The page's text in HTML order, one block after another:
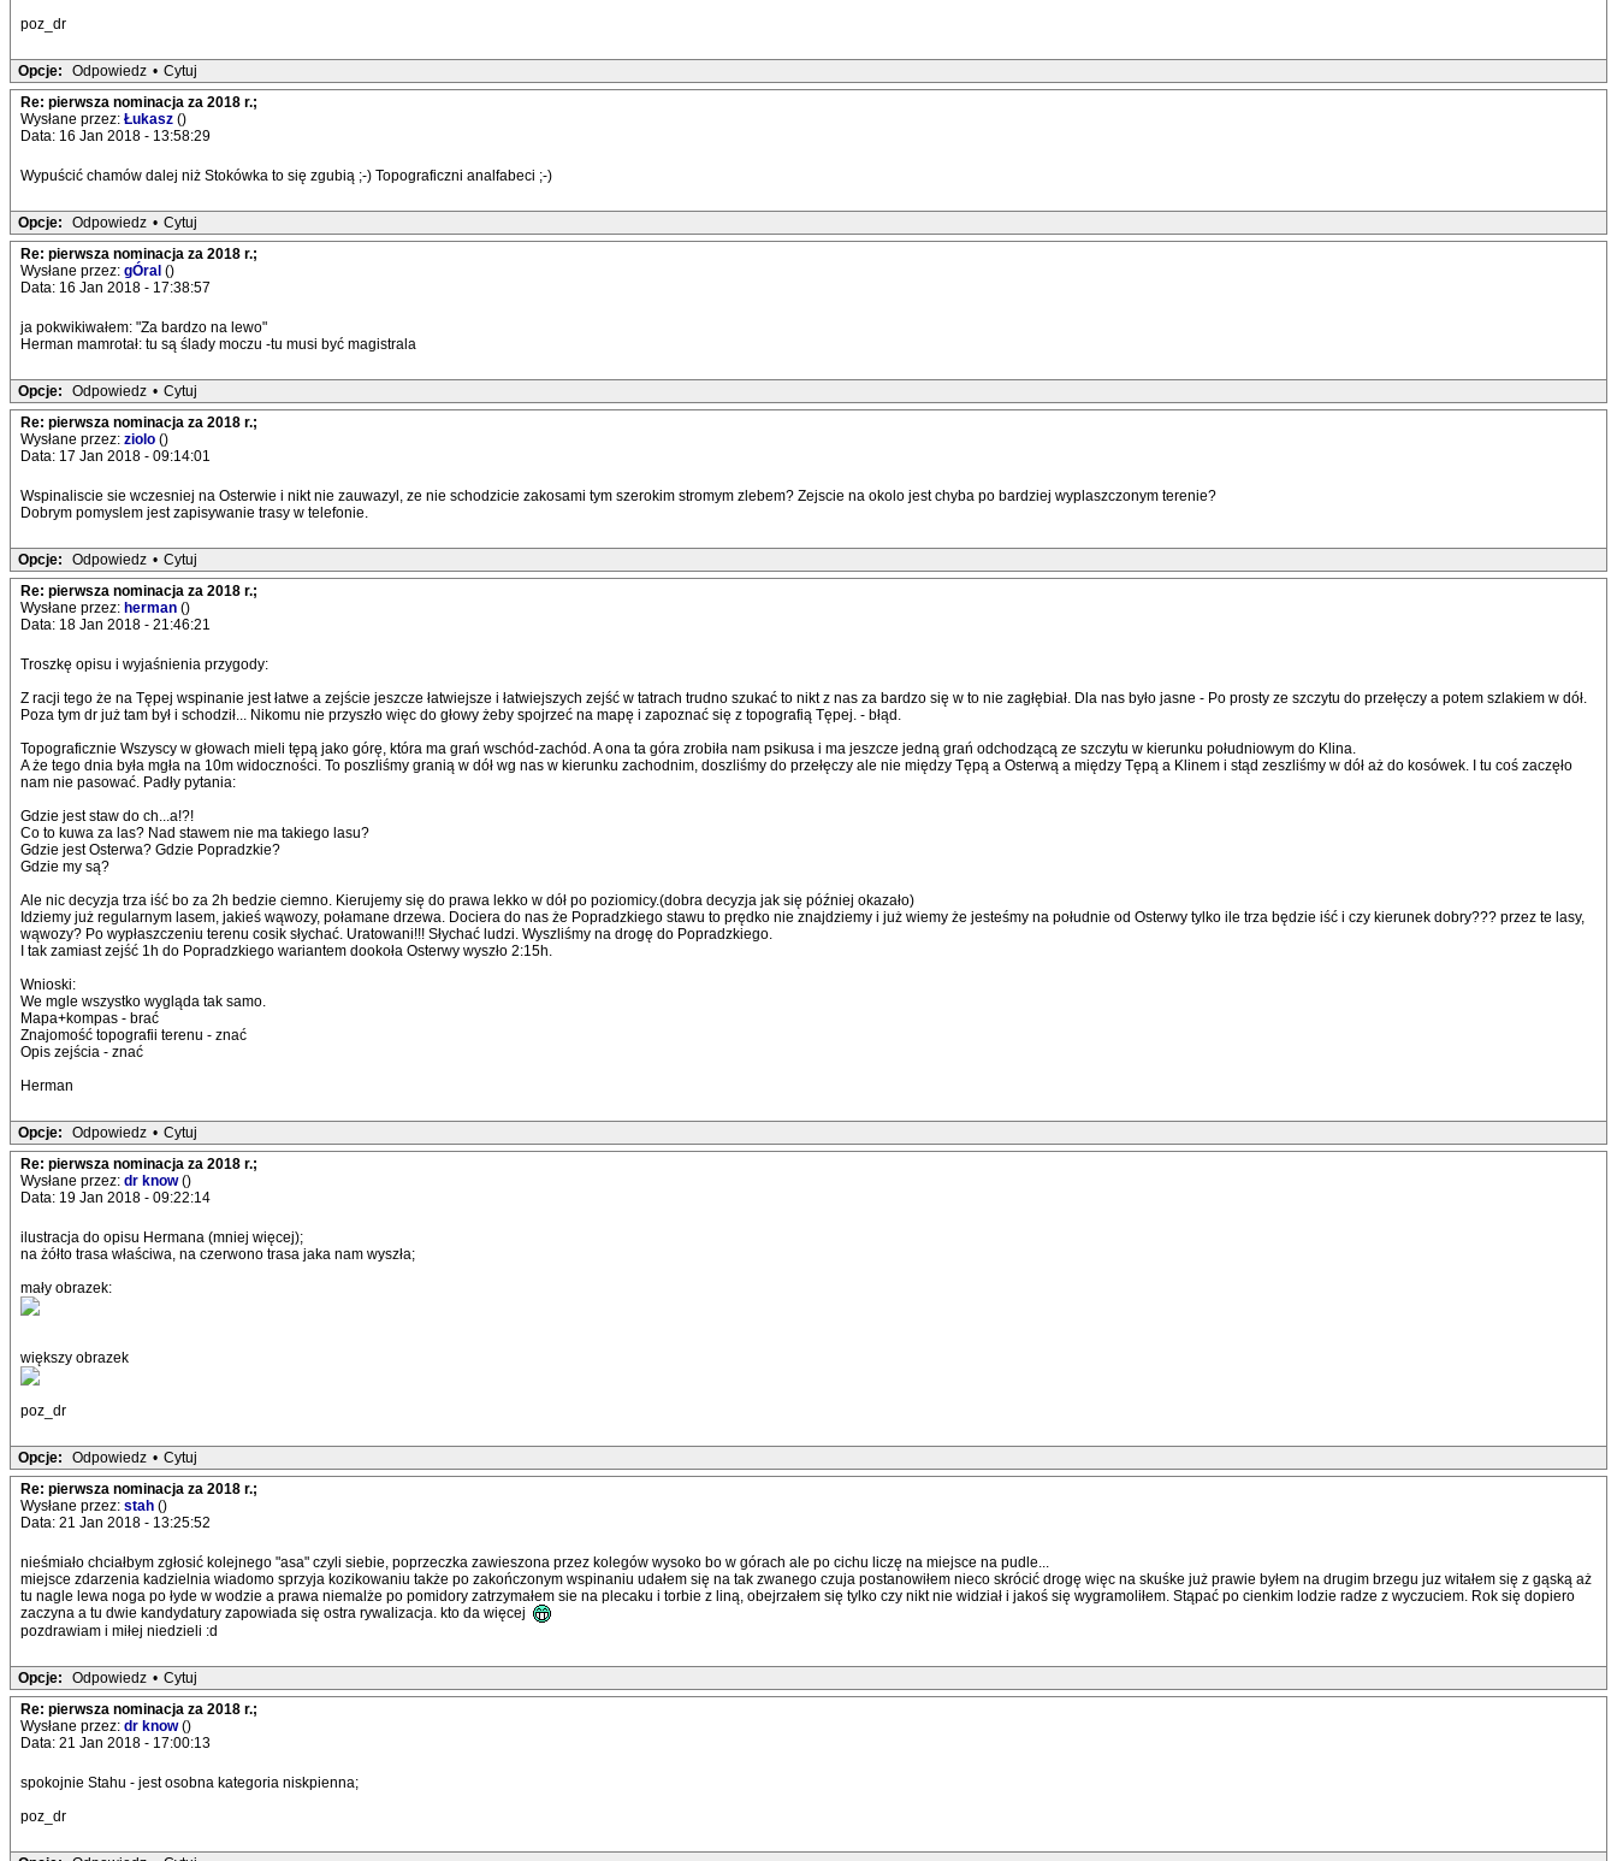
poz_dr
Opcje: Odpowiedz • Cytuj
Re: pierwsza nominacja za 2018 r.;
Wysłane przez: Łukasz ()
Data: 16 Jan 2018 - 13:58:29
Wypuścić chamów dalej niż Stokówka to się zgubią ;-) Topograficzni analfabeci ;-)
Opcje: Odpowiedz • Cytuj
Re: pierwsza nominacja za 2018 r.;
Wysłane przez: gÓral ()
Data: 16 Jan 2018 - 17:38:57
ja pokwikiwałem: "Za bardzo na lewo"
Herman mamrotał: tu są ślady moczu -tu musi być magistrala
Opcje: Odpowiedz • Cytuj
Re: pierwsza nominacja za 2018 r.;
Wysłane przez: ziolo ()
Data: 17 Jan 2018 - 09:14:01
Wspinaliscie sie wczesniej na Osterwie i nikt nie zauwazyl, ze nie schodzicie zakosami tym szerokim stromym zlebem? Zejscie na okolo jest chyba po bardziej wyplaszczonym terenie?
Dobrym pomyslem jest zapisywanie trasy w telefonie.
Opcje: Odpowiedz • Cytuj
Re: pierwsza nominacja za 2018 r.;
Wysłane przez: herman ()
Data: 18 Jan 2018 - 21:46:21
Troszkę opisu i wyjaśnienia przygody:
Z racji tego że na Tępej wspinanie jest łatwe a zejście jeszcze łatwiejsze i łatwiejszych zejść w tatrach trudno szukać to nikt z nas za bardzo się w to nie zagłębiał. Dla nas było jasne - Po prosty ze szczytu do przełęczy a potem szlakiem w dół.
Poza tym dr już tam był i schodził... Nikomu nie przyszło więc do głowy żeby spojrzeć na mapę i zapoznać się z topografią Tępej. - błąd.
Topograficznie Wszyscy w głowach mieli tępą jako górę, która ma grań wschód-zachód. A ona ta góra zrobiła nam psikusa i ma jeszcze jedną grań odchodzącą ze szczytu w kierunku południowym do Klina.
A że tego dnia była mgła na 10m widoczności. To poszliśmy granią w dół wg nas w kierunku zachodnim, doszliśmy do przełęczy ale nie między Tępą a Osterwą a między Tępą a Klinem i stąd zeszliśmy w dół aż do kosówek. I tu coś zaczęło
nam nie pasować. Padły pytania:
Gdzie jest staw do ch...a!?!
Co to kuwa za las? Nad stawem nie ma takiego lasu?
Gdzie jest Osterwa? Gdzie Popradzkie?
Gdzie my są?
Ale nic decyzja trza iść bo za 2h bedzie ciemno. Kierujemy się do prawa lekko w dół po poziomicy.(dobra decyzja jak się później okazało)
Idziemy już regularnym lasem, jakieś wąwozy, połamane drzewa. Dociera do nas że Popradzkiego stawu to prędko nie znajdziemy i już wiemy że jesteśmy na południe od Osterwy tylko ile trza będzie iść i czy kierunek dobry??? przez te lasy,
wąwozy? Po wypłaszczeniu terenu cosik słychać. Uratowani!!! Słychać ludzi. Wyszliśmy na drogę do Popradzkiego.
I tak zamiast zejść 1h do Popradzkiego wariantem dookoła Osterwy wyszło 2:15h.
Wnioski:
We mgle wszystko wygląda tak samo.
Mapa+kompas - brać
Znajomość topografii terenu - znać
Opis zejścia - znać
Herman
Opcje: Odpowiedz • Cytuj
Re: pierwsza nominacja za 2018 r.;
Wysłane przez: dr know()
Data: 19 Jan 2018 - 09:22:14
ilustracja do opisu Hermana (mniej więcej);
na żółto trasa właściwa, na czerwono trasa jaka nam wyszła;
mały obrazek:
większy obrazek
poz_dr
Opcje: Odpowiedz • Cytuj
Re: pierwsza nominacja za 2018 r.;
Wysłane przez: stah ()
Data: 21 Jan 2018 - 13:25:52
nieśmiało chciałbym zgłosić kolejnego "asa" czyli siebie, poprzeczka zawieszona przez kolegów wysoko bo w górach ale po cichu liczę na miejsce na pudle...
miejsce zdarzenia kadzielnia wiadomo sprzyja kozikowaniu także po zakończonym wspinaniu udałem się na tak zwanego czuja postanowiłem nieco skrócić drogę więc na skuśke już prawie byłem na drugim brzegu juz witałem się z gąską aż
tu nagle lewa noga po łyde w wodzie a prawa niemalże po pomidory zatrzymałem sie na plecaku i torbie z liną, obejrzałem się tylko czy nikt nie widział i jakoś się wygramoliłem. Stąpać po cienkim lodzie radze z wyczuciem. Rok się dopiero
zaczyna a tu dwie kandydatury zapowiada się ostra rywalizacja. kto da więcej
pozdrawiam i miłej niedzieli :d
Opcje: Odpowiedz • Cytuj
Re: pierwsza nominacja za 2018 r.;
Wysłane przez: dr know()
Data: 21 Jan 2018 - 17:00:13
spokojnie Stahu - jest osobna kategoria niskpienna;
poz_dr